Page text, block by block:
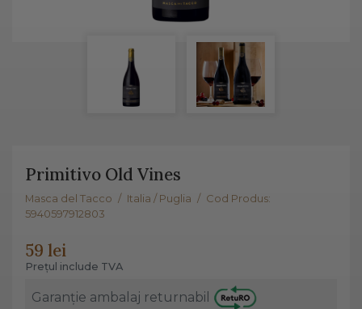
Primitivo Old Vines
Masca del Tacco / Italia / Puglia / Cod Produs:
5940597912803
59 lei
Prețul include TVA
Garanție ambalaj returnabil